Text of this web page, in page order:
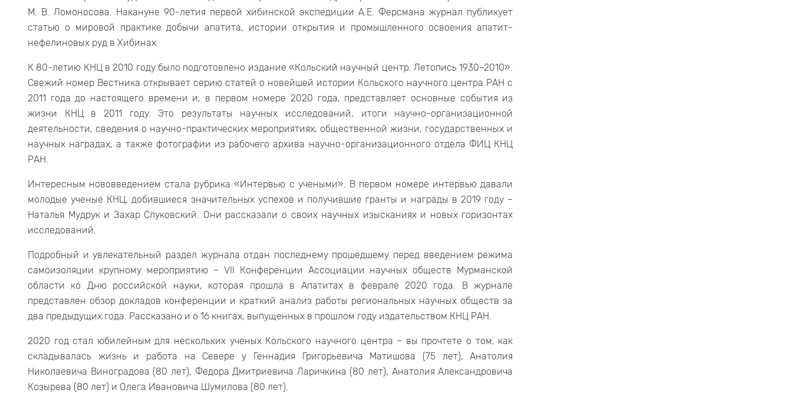
М. В. Ломоносова. Накануне 90-летия первой хибинской экспедиции А.Е. Ферсмана журнал публикует
статью о мировой практике добычи апатита, истории открытия и промышленного освоения апатит-
нефелиновых руд в Хибинах.
К 80-летию КНЦ в 2010 году было подготовлено издание «Кольский научный центр. Летопись 1930–2010».
Свежий номер Вестника открывает серию статей о новейшей истории Кольского научного центра РАН с
2011 года до настоящего времени и, в первом номере 2020 года, представляет основные события из
жизни КНЦ в 2011 году. Это результаты научных исследований, итоги научно-организационной
деятельности, сведения о научно-практических мероприятиях, общественной жизни, государственных и
научных наградах, а также фотографии из рабочего архива научно-организационного отдела ФИЦ КНЦ
РАН.
Интересным нововведением стала рубрика «Интервью с учеными». В первом номере интервью давали
молодые ученые КНЦ, добившиеся значительных успехов и получившие гранты и награды в 2019 году –
Наталья Мудрук и Захар Слуковский. Они рассказали о своих научных изысканиях и новых горизонтах
исследований.
Подробный и увлекательный раздел журнала отдан последнему прошедшему перед введением режима
самоизоляции крупному мероприятию – VII Конференции Ассоциации научных обществ Мурманской
области ко Дню российской науки, которая прошла в Апатитах в феврале 2020 года. В журнале
представлен обзор докладов конференции и краткий анализ работы региональных научных обществ за
два предыдущих года. Рассказано и о 16 книгах, выпущенных в прошлом году издательством КНЦ РАН.
2020 год стал юбилейным для нескольких ученых Кольского научного центра – вы прочтете о том, как
складывалась жизнь и работа на Севере у Геннадия Григорьевича Матишова (75 лет), Анатолия
Николаевича Виноградова (80 лет), Федора Дмитриевича Ларичкина (80 лет), Анатолия Александровича
Козырева (80 лет) и Олега Ивановича Шумилова (80 лет).